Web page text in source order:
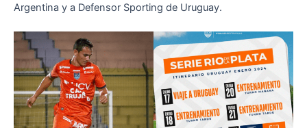
Argentina y a Defensor Sporting de Uruguay.